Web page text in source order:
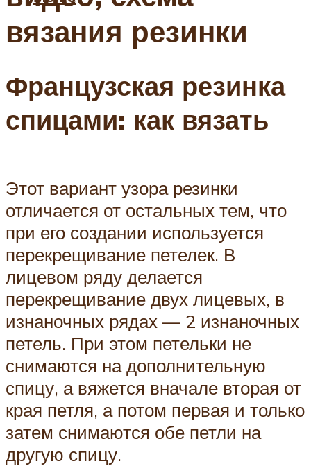
вязания резинки
Французская резинка
спицами: как вязать
Этот вариант узора резинки
отличается от остальных тем, что
при его создании используется
перекрещивание петелек. В
лицевом ряду делается
перекрещивание двух лицевых, в
изнаночных рядах — 2 изнаночных
петель. При этом петельки не
снимаются на дополнительную
спицу, а вяжется вначале вторая от
края петля, а потом первая и только
затем снимаются обе петли на
другую спицу.